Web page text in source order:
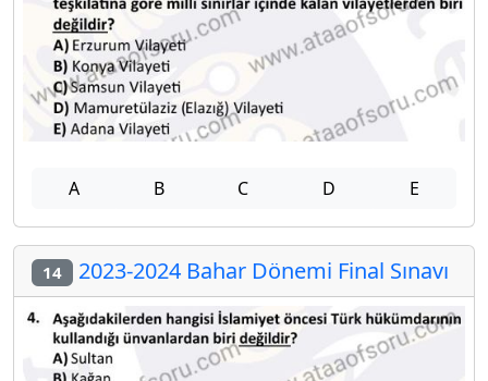
A B C D E
14 2023-2024 Bahar Dönemi Final Sınavı